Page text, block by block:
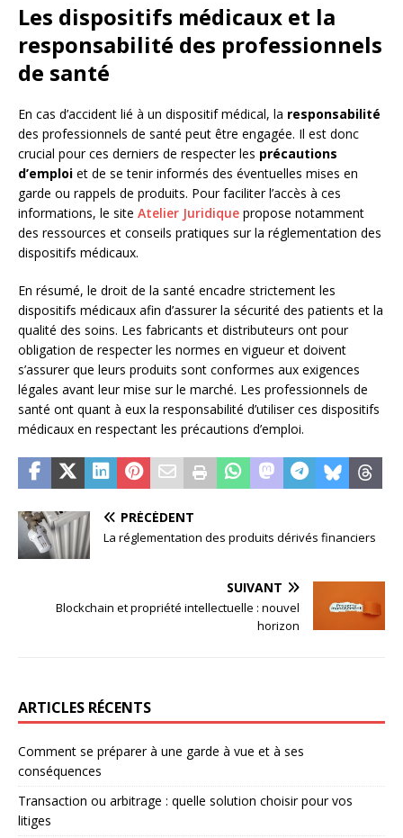
Les dispositifs médicaux et la
responsabilité des professionnels
de santé
En cas d’accident lié à un dispositif médical, la responsabilité
des professionnels de santé peut être engagée. Il est donc
crucial pour ces derniers de respecter les précautions
d’emploi et de se tenir informés des éventuelles mises en
garde ou rappels de produits. Pour faciliter l’accès à ces
informations, le site Atelier Juridique propose notamment
des ressources et conseils pratiques sur la réglementation des
dispositifs médicaux.
En résumé, le droit de la santé encadre strictement les
dispositifs médicaux afin d’assurer la sécurité des patients et la
qualité des soins. Les fabricants et distributeurs ont pour
obligation de respecter les normes en vigueur et doivent
s’assurer que leurs produits sont conformes aux exigences
légales avant leur mise sur le marché. Les professionnels de
santé ont quant à eux la responsabilité d’utiliser ces dispositifs
médicaux en respectant les précautions d’emploi.
PRÉCÉDENT
La réglementation des produits dérivés financiers
SUIVANT
Blockchain et propriété intellectuelle : nouvel
horizon
ARTICLES RÉCENTS
Comment se préparer à une garde à vue et à ses
conséquences
Transaction ou arbitrage : quelle solution choisir pour vos
litiges